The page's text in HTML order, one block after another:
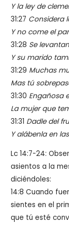
Y la ley de
31:27 Considera
Y no come el
31:28 Se
Y su marido
31:29 Muchas
Mas tú
31:30 Engañosa
La mujer que
31:31 Dadle del
Y alábenla en
Lc 14:7-24:
asientos a la
diciéndoles:
14:8Cuando
sientes en el
que tú esté